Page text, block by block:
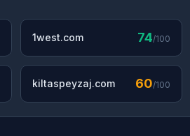
1west.com 74/100
kiltaspeyzaj.com 60/100